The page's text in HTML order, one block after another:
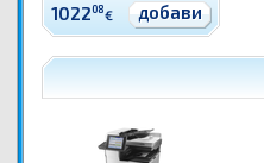
102208€ добави